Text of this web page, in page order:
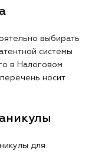
выбирать
системы
в Налоговом
носит
для